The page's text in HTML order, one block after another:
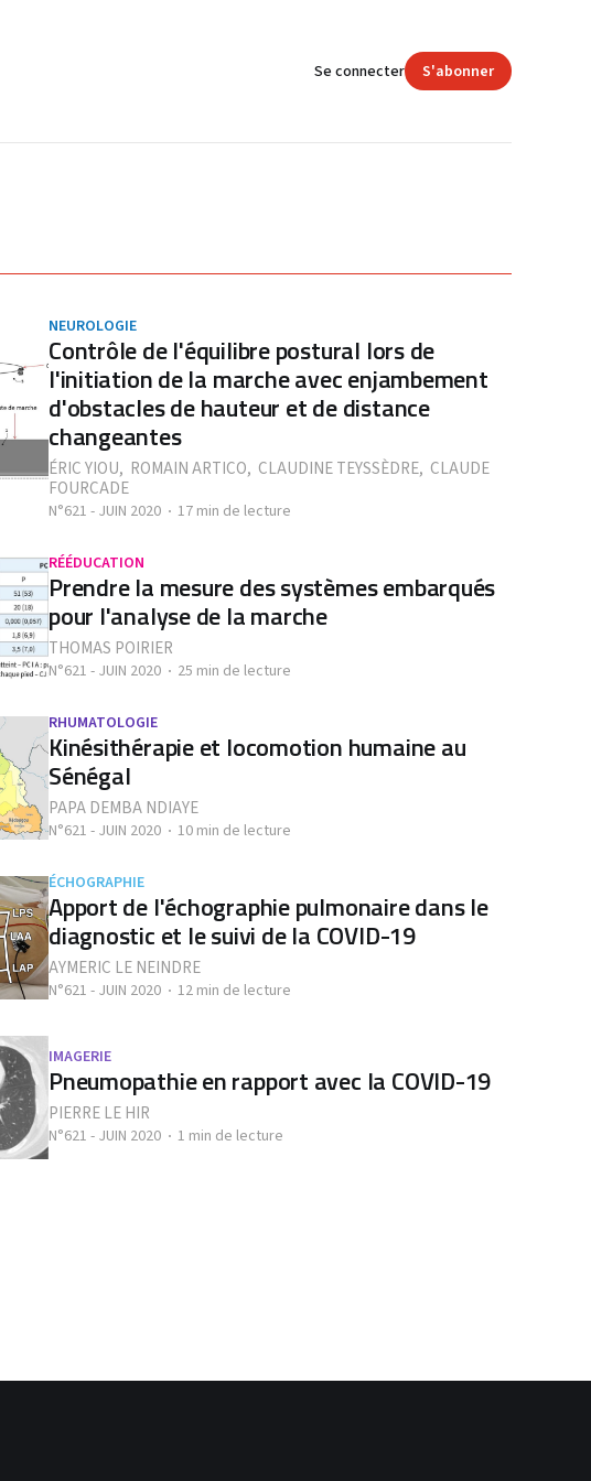
Se connecter S'abonner
NEUROLOGIE
Contrôle de l'équilibre postural lors de
l'initiation de la marche avec enjambement
d'obstacles de hauteur et de distance
changeantes
ÉRIC YIOU, ROMAIN ARTICO, CLAUDINE TEYSSÈDRE, CLAUDE
FOURCADE
N°621 - JUIN 2020 17 min de lecture
RÉÉDUCATION
Prendre la mesure des systèmes embarqués
pour l'analyse de la marche
THOMAS POIRIER
N°621 - JUIN 2020 25 min de lecture
RHUMATOLOGIE
Kinésithérapie et locomotion humaine au
Sénégal
PAPA DEMBA NDIAYE
N°621 - JUIN 2020 10 min de lecture
ÉCHOGRAPHIE
Apport de l'échographie pulmonaire dans le
diagnostic et le suivi de la COVID-19
AYMERIC LE NEINDRE
N°621 - JUIN 2020 12 min de lecture
IMAGERIE
Pneumopathie en rapport avec la COVID-19
PIERRE LE HIR
N°621 - JUIN 2020 1 min de lecture